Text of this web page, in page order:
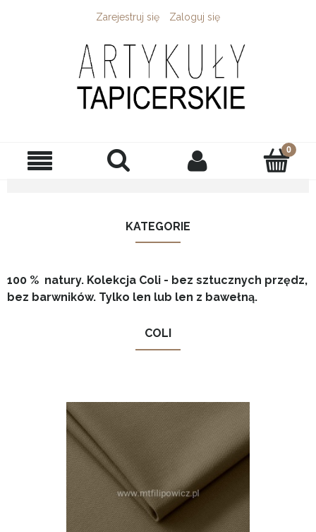
Zarejestruj się Zaloguj się
KATEGORIE
100 % natury. Kolekcja Coli - bez sztucznych przędz,
bez barwników. Tylko len lub len z bawełną.
COLI